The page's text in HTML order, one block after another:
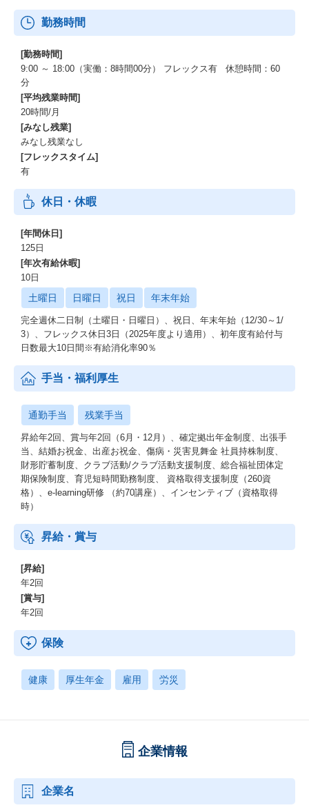
して制度利用が活発です。
お子様が1歳になるまで適用可能な育児休業も、保育先が見つから
なければ、最長2歳迄OKですし、育児時短勤務は最長小学校卒業
まで適用可。
そして、育児時短勤務は中途入社したその日から適用可能です。
そして、社員は、こまめに休憩をはさむことにより、育児関係の
用事に対応可能ですので、柔軟に育児と両立ができます。
【オンボーディング】
リモートワーク時代に適応したオンボーディングを実施しており
ます。
入社初期に伴走してくれるナビゲータが相談相手としてついた
り、ご自身による仲間へのインタビューなど施策を通して、寄り
添う交流促進を行います。
【賞賛の文化】
仲間のいい仕事や心遣いなど日常にある賞賛を投稿し合う仕組み
があるなど、仲間の仕事に興味を持ち、互いを尊重しあう賞賛の
文化が醸成されています。
人材ビジネスの醍醐味
く未来に対して、就業機会の提供や雇用創造に繋げることができ
る社会貢献性の高さです。また、パーソルグループは、業界No1の
人材派遣や人材紹介サービスを提供しており、個人の仕事に対す
るライフサイクルをワンストップで提供できることができます。
利用ユーザ―は1000万人を超え、社会インフラに近い規模です。
す。
【動画のご紹介】
組織やカルチャーについて、30秒～1分ほどのショート動画でご紹
介しております。ぜひご覧ください。
■事業・組織紹介編
https://note.com/ppt_hr/n/n3dc25404fa46
や仕事のやりがい、働く魅力についてご紹介します。
https://note.com/ppt_hr/n/na642e98915d8
システムソリューション事業部のカルチャーや、「はたらいて、
笑おう。」を実現するための制度・取り組みについてご紹介しま
す。
勤務時間
[勤務時間]
9:00 ～ 18:00（実働：8時間00分） フレックス有 休憩時間：60
分
[平均残業時間]
20時間/月
[みなし残業]
みなし残業なし
[フレックスタイム]
有
休日・休暇
[年間休日]
125日
[年次有給休暇]
10日
土曜日 日曜日 祝日 年末年始
完全週休二日制（土曜日・日曜日）、祝日、年末年始（12/30～1/
3）、フレックス休日3日（2025年度より適用）、初年度有給付与
日数最大10日間※有給消化率90％
手当・福利厚生
通勤手当 残業手当
昇給年2回、賞与年2回（6月・12月）、確定拠出年金制度、出張手
当、結婚お祝金、出産お祝金、傷病・災害見舞金 社員持株制度、
財形貯蓄制度、クラブ活動/クラブ活動支援制度、総合福祉団体定
期保険制度、育児短時間勤務制度、 資格取得支援制度（260資
格）、e-learning研修 （約70講座）、インセンティブ（資格取得
時）
昇給・賞与
[昇給]
年2回
[賞与]
年2回
保険
健康 厚生年金 雇用 労災
企業情報
企業名